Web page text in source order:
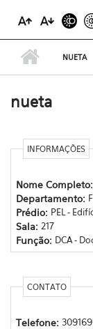
NUETA
nueta
INFORMAÇÕES
Nome Completo:
Departamento:
Prédio: PEL -
Sala: 217
Função: DCA -
CONTATO
Telefone: